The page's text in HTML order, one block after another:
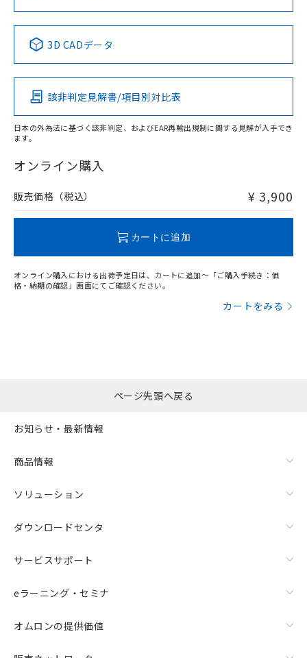
Pb Hg Cd Cr(VI)
O
在庫等で未対応品が混在する可能性があります。
問い合わせください。
No No No No
この製品の規格認証/適合状況ページへ
その他の認証はこちらのページからご検索ください
3D CADデータ
該非判定見解書/項目別対比表
日本の外為法に基づく該非判定、およびEAR再輸出規制に関する見解が入手でき
ます。
オンライン購入
販売価格（税込） ¥ 3,900
カートに追加
オンライン購入における出荷予定日は、カートに追加～「ご購入手続き：価
格・納期の確認」画面にてご確認ください。
カートをみる
ページ先頭へ戻る
お知らせ・最新情報
商品情報
ソリューション
ダウンロードセンタ
サービスサポート
eラーニング・セミナ
オムロンの提供価値